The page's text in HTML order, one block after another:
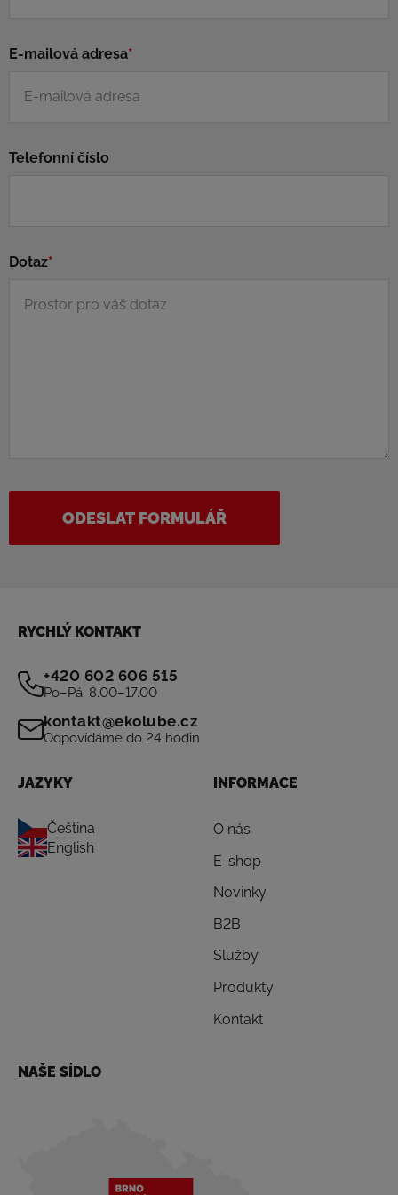
E-mailová adresa*
Telefonní číslo
Dotaz*
ODESLAT FORMULÁŘ
RYCHLÝ KONTAKT
+420 602 606 515
Po–Pá: 8.00–17.00
kontakt@ekolube.cz
Odpovídáme do 24 hodin
JAZYKY
Čeština
English
INFORMACE
O nás
E-shop
Novinky
B2B
Služby
Produkty
Kontakt
NAŠE SÍDLO